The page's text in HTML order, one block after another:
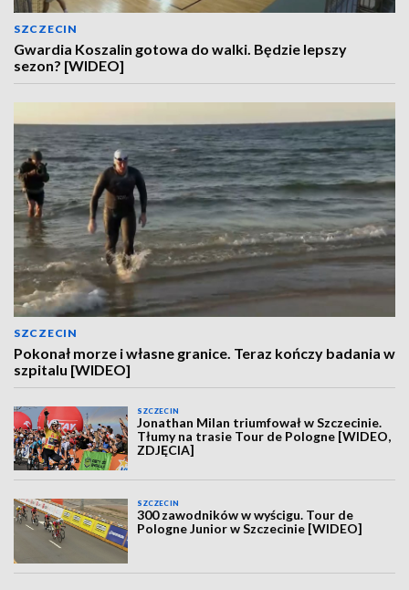
SZCZECIN
Gwardia Koszalin gotowa do walki. Będzie lepszy
sezon? [WIDEO]
SZCZECIN
Pokonał morze i własne granice. Teraz kończy badania w
szpitalu [WIDEO]
SZCZECIN
Jonathan Milan triumfował w Szczecinie.
Tłumy na trasie Tour de Pologne [WIDEO,
ZDJĘCIA]
SZCZECIN
300 zawodników w wyścigu. Tour de
Pologne Junior w Szczecinie [WIDEO]